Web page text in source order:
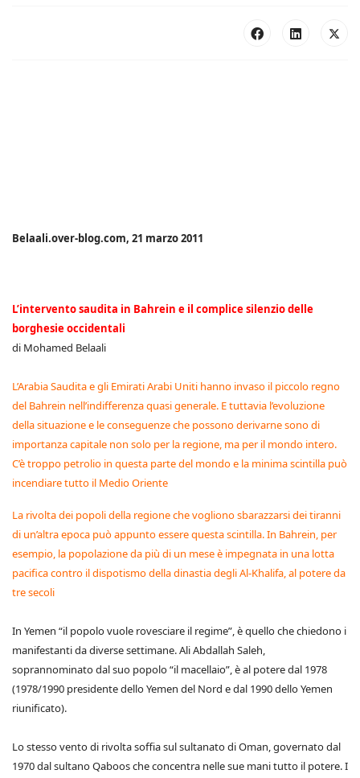
Belaali.over-blog.com, 21 marzo 2011
L’intervento saudita in Bahrein e il complice silenzio delle
borghesie occidentali
di Mohamed Belaali
L’Arabia Saudita e gli Emirati Arabi Uniti hanno invaso il piccolo regno
del Bahrein nell’indifferenza quasi generale. E tuttavia l’evoluzione
della situazione e le conseguenze che possono derivarne sono di
importanza capitale non solo per la regione, ma per il mondo intero.
C’è troppo petrolio in questa parte del mondo e la minima scintilla può
incendiare tutto il Medio Oriente
La rivolta dei popoli della regione che vogliono sbarazzarsi dei tiranni
di un’altra epoca può appunto essere questa scintilla. In Bahrein, per
esempio, la popolazione da più di un mese è impegnata in una lotta
pacifica contro il dispotismo della dinastia degli Al-Khalifa, al potere da
tre secoli
In Yemen “il popolo vuole rovesciare il regime”, è quello che chiedono i
manifestanti da diverse settimane. Ali Abdallah Saleh,
soprannominato dal suo popolo “il macellaio”, è al potere dal 1978
(1978/1990 presidente dello Yemen del Nord e dal 1990 dello Yemen
riunificato).
Lo stesso vento di rivolta soffia sul sultanato di Oman, governato dal
1970 dal sultano Qaboos che concentra nelle sue mani tutto il potere. I